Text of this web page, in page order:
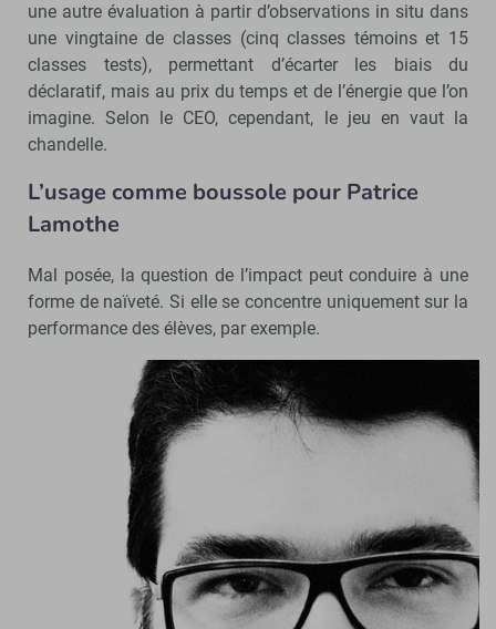
une autre évaluation à partir d’observations in situ dans
une vingtaine de classes (cinq classes témoins et 15
classes tests), permettant d’écarter les biais du
déclaratif, mais au prix du temps et de l’énergie que l’on
imagine. Selon le CEO, cependant, le jeu en vaut la
chandelle.
L’usage comme boussole pour Patrice
Lamothe
Mal posée, la question de l’impact peut conduire à une
forme de naïveté. Si elle se concentre uniquement sur la
performance des élèves, par exemple.